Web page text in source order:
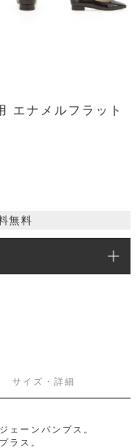
エナメルフラット
無料
サイズ・詳細
ェーンパンプス。
ラス。